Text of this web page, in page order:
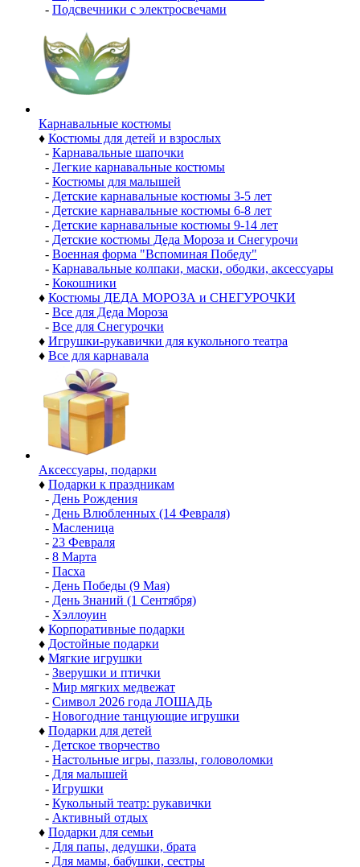
- Подсвечники с электросвечами
Карнавальные костюмы
♦ Костюмы для детей и взрослых
- Карнавальные шапочки
- Легкие карнавальные костюмы
- Костюмы для малышей
- Детские карнавальные костюмы 3-5 лет
- Детские карнавальные костюмы 6-8 лет
- Детские карнавальные костюмы 9-14 лет
- Детские костюмы Деда Мороза и Снегурочи
- Военная форма "Вспоминая Победу"
- Карнавальные колпаки, маски, ободки, аксессуары
- Кокошники
♦ Костюмы ДЕДА МОРОЗА и СНЕГУРОЧКИ
- Все для Деда Мороза
- Все для Снегурочки
♦ Игрушки-рукавички для кукольного театра
♦ Все для карнавала
Аксессуары, подарки
♦ Подарки к праздникам
- День Рождения
- День Влюбленных (14 Февраля)
- Масленица
- 23 Февраля
- 8 Марта
- Пасха
- День Победы (9 Мая)
- День Знаний (1 Сентября)
- Хэллоуин
♦ Корпоративные подарки
♦ Достойные подарки
♦ Мягкие игрушки
- Зверушки и птички
- Мир мягких медвежат
- Символ 2026 года ЛОШАДЬ
- Новогодние танцующие игрушки
♦ Подарки для детей
- Детское творчество
- Настольные игры, паззлы, головоломки
- Для малышей
- Игрушки
- Кукольный театр: рукавички
- Активный отдых
♦ Подарки для семьи
- Для папы, дедушки, брата
- Для мамы, бабушки, сестры